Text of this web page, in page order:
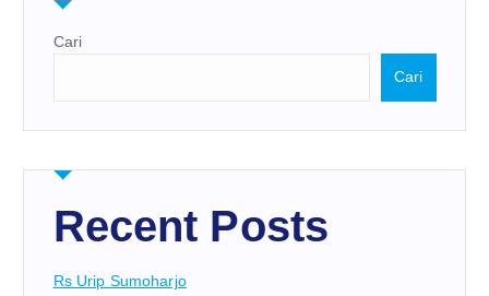
Cari
Cari
Recent Posts
Rs Urip Sumoharjo